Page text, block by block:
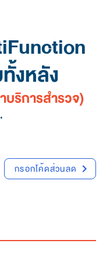
งหลัง
บริการสำรวจ)
กรอกโค้ดส่วนลด chevron_right